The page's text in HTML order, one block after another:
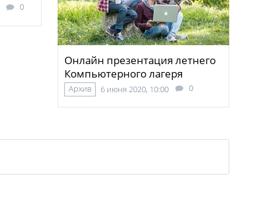
0
Онлайн презентация летнего
Компьютерного лагеря
Архив 6 июня 2020, 10:00 0